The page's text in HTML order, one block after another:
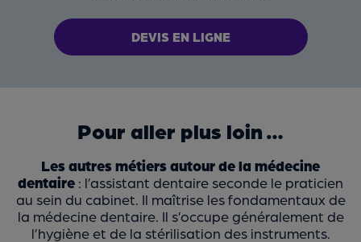
DEVIS EN LIGNE
Pour aller plus loin …
Les autres métiers autour de la médecine
dentaire : l’assistant dentaire seconde le praticien
au sein du cabinet. Il maîtrise les fondamentaux de
la médecine dentaire. Il s’occupe généralement de
l’hygiène et de la stérilisation des instruments.